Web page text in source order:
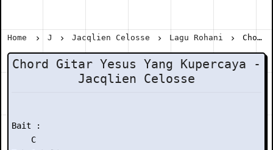
Home J Jacqlien Celosse Lagu Rohani Chord Gitar Yesus Yang Kupercaya - Jacqlien Celosse
Chord Gitar Yesus Yang Kupercaya -
Jacqlien Celosse
Bait :
    C